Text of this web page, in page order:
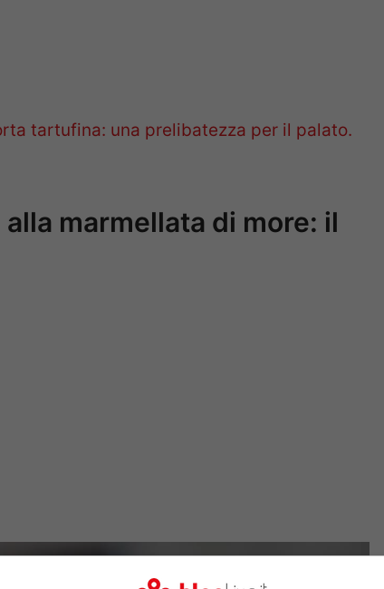
tartufina: una prelibatezza per il palato.
marmellata di more: il